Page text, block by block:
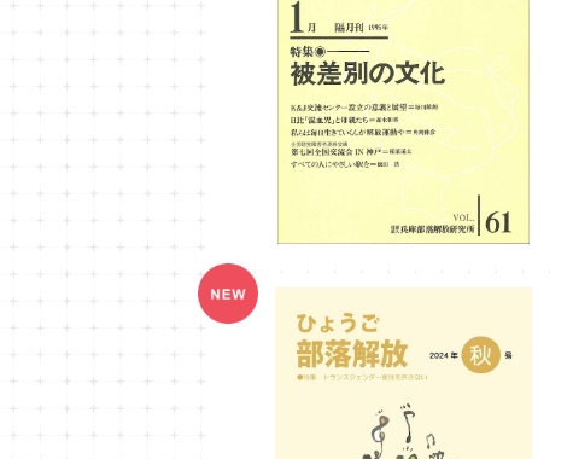
ひょうご部落解放61号
¥700
ひょうご部落解放189号